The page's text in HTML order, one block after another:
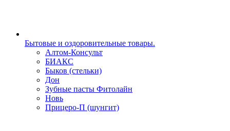
Бытовые и оздоровительные товары.
Алтом-Консульт
БИАКС
Быков (стельки)
Дон
Зубные пасты Фитолайн
Новь
Прицеро-П (шунгит)